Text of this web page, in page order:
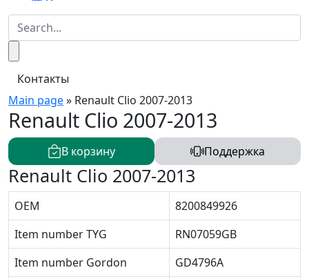
Контакты
Main page» Renault Clio 2007-2013
Renault Clio 2007-2013
В корзину Поддержка
Renault Clio 2007-2013
OEM
8200849926
Item number TYG
RN07059GB
Item number Gordon
GD4796A